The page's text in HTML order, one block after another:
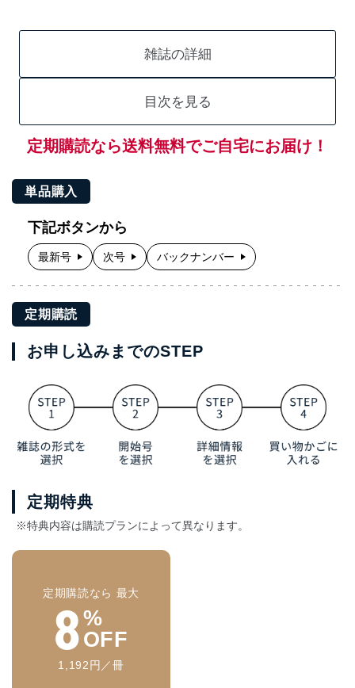
雑誌の詳細
目次を見る
定期購読なら送料無料でご自宅にお届け！
単品購入
下記ボタンから
最新号 次号 バックナンバー
定期購読
お申し込みまでのSTEP
定期特典
※特典内容は購読プランによって異なります。
定期購読なら 最大
8%
OFF
1,192円／冊